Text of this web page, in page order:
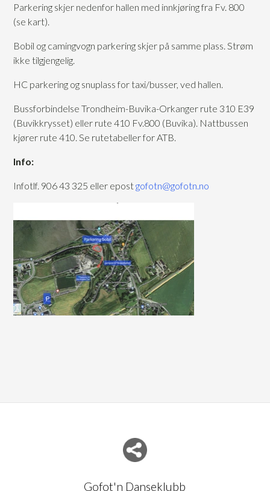
Parkering skjer nedenfor hallen med innkjøring fra Fv. 800
(se kart).
Bobil og camingvogn parkering skjer på samme plass. Strøm
ikke tilgjengelig.
HC parkering og snuplass for taxi/busser, ved hallen.
Bussforbindelse Trondheim-Buvika-Orkanger rute 310 E39
(Buvikkrysset) eller rute 410 Fv.800 (Buvika). Nattbussen
kjører rute 410. Se rutetabeller for ATB.
Info:
Infotlf. 906 43 325 eller epostgofotn@gofotn.no
Gofot'n Danseklubb